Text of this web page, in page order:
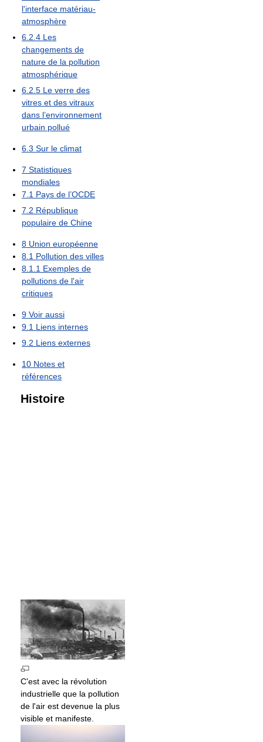
l'interface matériau-
atmosphère
6.2.4 Les
changements de
nature de la pollution
atmosphérique
6.2.5 Le verre des
vitres et des vitraux
dans l’environnement
urbain pollué
6.3 Sur le climat
7 Statistiques
mondiales
7.1 Pays de l’OCDE
7.2 République
populaire de Chine
8 Union européenne
8.1 Pollution des villes
8.1.1 Exemples de
pollutions de l'air
critiques
9 Voir aussi
9.1 Liens internes
9.2 Liens externes
10 Notes et
références
Histoire
C'est avec la révolution
industrielle que la pollution
de l'air est devenue la plus
visible et manifeste.